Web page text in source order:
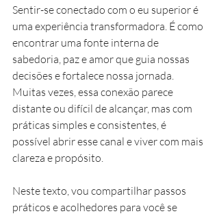
Sentir-se conectado com o eu superior é
uma experiência transformadora. É como
encontrar uma fonte interna de
sabedoria, paz e amor que guia nossas
decisões e fortalece nossa jornada.
Muitas vezes, essa conexão parece
distante ou difícil de alcançar, mas com
práticas simples e consistentes, é
possível abrir esse canal e viver com mais
clareza e propósito.
Neste texto, vou compartilhar passos
práticos e acolhedores para você se